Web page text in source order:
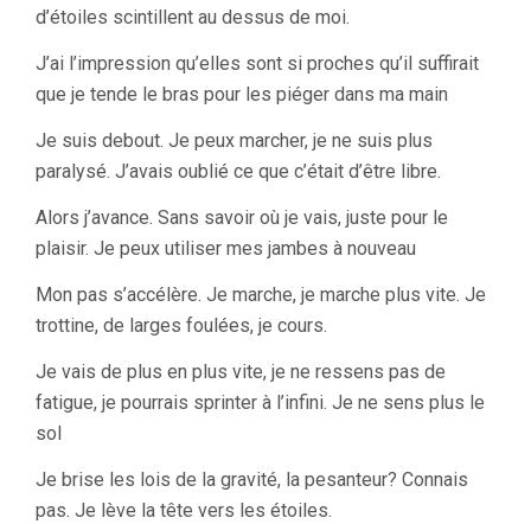
d’étoiles scintillent au dessus de moi.
J’ai l’impression qu’elles sont si proches qu’il suffirait
que je tende le bras pour les piéger dans ma main
Je suis debout. Je peux marcher, je ne suis plus
paralysé. J’avais oublié ce que c’était d’être libre.
Alors j’avance. Sans savoir où je vais, juste pour le
plaisir. Je peux utiliser mes jambes à nouveau
Mon pas s’accélère. Je marche, je marche plus vite. Je
trottine, de larges foulées, je cours.
Je vais de plus en plus vite, je ne ressens pas de
fatigue, je pourrais sprinter à l’infini. Je ne sens plus le
sol
Je brise les lois de la gravité, la pesanteur? Connais
pas. Je lève la tête vers les étoiles.